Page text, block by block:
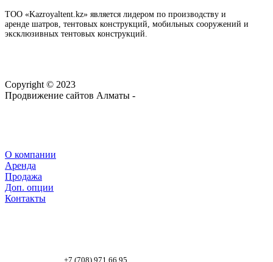
ТОО «Kazroyaltent.kz» является лидером по производству и
аренде шатров, тентовых конструкций, мобильных сооружений и
эксклюзивных тентовых конструкций.
Copyright © 2023
Продвижение сайтов Алматы -
О компании
Аренда
Продажа
Доп. опции
Контакты
+7 (708) 971 66 95